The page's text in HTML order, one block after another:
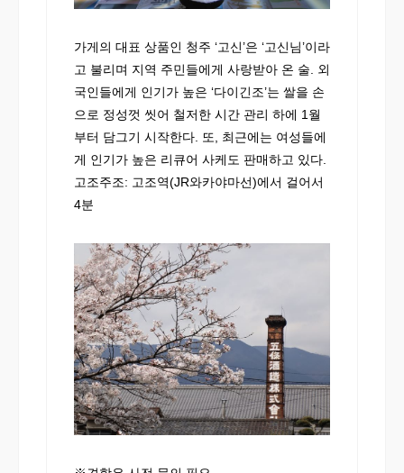
가게의 대표 상품인 청주 ‘고신’은 ‘고신님’이라
고 불리며 지역 주민들에게 사랑받아 온 술. 외
국인들에게 인기가 높은 ‘다이긴조’는 쌀을 손
으로 정성껏 씻어 철저한 시간 관리 하에 1월
부터 담그기 시작한다. 또, 최근에는 여성들에
게 인기가 높은 리큐어 사케도 판매하고 있다.
고조주조: 고조역(JR와카야마선)에서 걸어서
4분